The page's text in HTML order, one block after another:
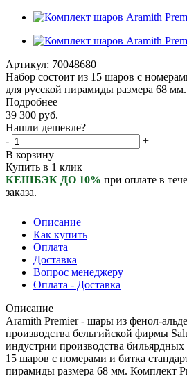
Артикул: 70048680
Набор состоит из 15 шаров с
для русской пирамиды размера 68 мм.
Подробнее
39 300 руб.
Нашли дешевле?
-
+
В корзину
Купить в 1 клик
КЕШБЭК ДО 10% при оплате в
заказа.
Описание
Как купить
Оплата
Доставка
Вопрос менеджеру
Оплата - Доставка
Описание
Aramith Premier - шары из фенол-
производства бельгийской фирмы
индустрии производства
15 шаров с номерами и битка
пирамиды размера 68 мм. Комплект